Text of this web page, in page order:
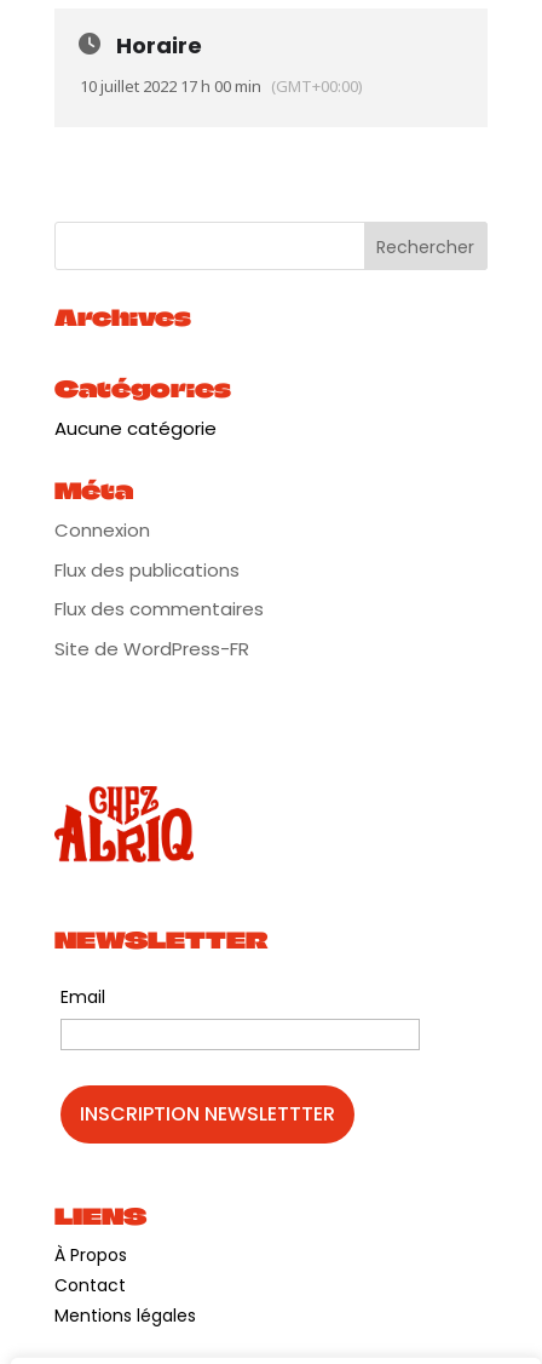
Plus d’infos:https://urlz.fr/iAqZ
Horaire
10 juillet 2022 17 h 00 min (GMT+00:00)
Archives
Catégories
Aucune catégorie
Méta
Connexion
Flux des publications
Flux des commentaires
Site de WordPress-FR
NEWSLETTER
Email
LIENS
À Propos
Contact
Mentions légales